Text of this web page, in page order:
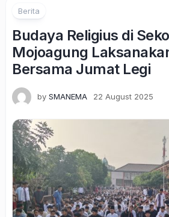
Berita
Budaya Religius di
Mojoagung
Bersama Jumat Legi
by SMANEMA 22 August 2025